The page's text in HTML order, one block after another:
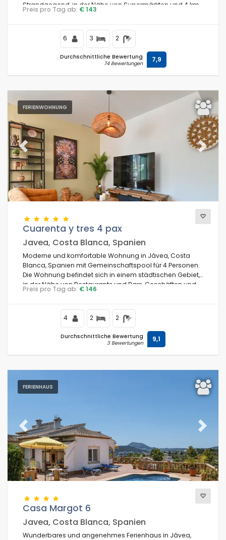
Strandgegend, in der Nähe von Supermärkten und 4 km
vom Strand La Granadella, Jávea, entfernt.
Preis pro Tag ab: € 143
6 3 2
Durchschnittliche Bewertung
74 Bewertungen 7,9
FERIENWOHNUNG
Previous Next
Cuarenta y tres 4 pax
Javea, Costa Blanca, Spanien
Moderne und komfortable Wohnung in Jávea, Costa
Blanca, Spanien mit Gemeinschaftspool für 4 Personen.
Die Wohnung befindet sich in einem städtischen Gebiet,
in der Nähe von Restaurants und Bars, Geschäften und
Supermärkten und 2 km vom Strand La Grava, Puerto,
Preis pro Tag ab: € 146
4 2 2
Durchschnittliche Bewertung
3 Bewertungen 9,1
FERIENHAUS
Previous Next
Casa Margot 6
Javea, Costa Blanca, Spanien
Wunderbares und angenehmes Ferienhaus in Jávea,